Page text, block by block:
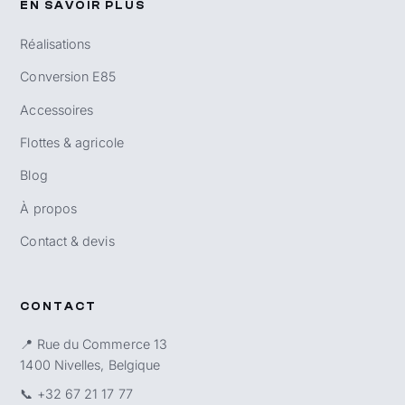
EN SAVOIR PLUS
Réalisations
Conversion E85
Accessoires
Flottes & agricole
Blog
À propos
Contact & devis
CONTACT
📍 Rue du Commerce 13
1400 Nivelles, Belgique
📞 +32 67 21 17 77